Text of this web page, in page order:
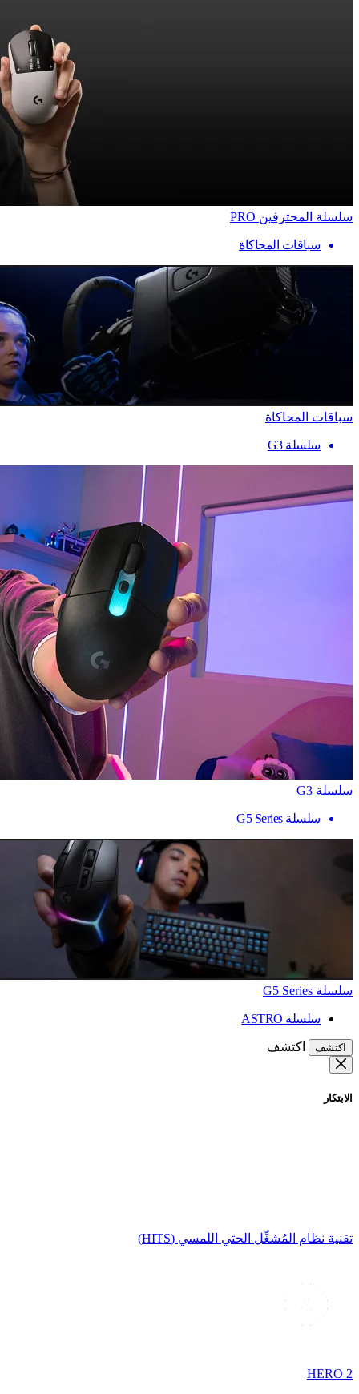
سلسلة المحترفين PRO
سباقات المحاكاة
سباقات المحاكاة
سلسلة G3
سلسلة G3
سلسلة G5 Series
سلسلة G5 Series
سلسلة ASTRO
اكتشف اكتشف
الابتكار
تقنية نظام المُشغِّل الحثي اللمسي (HITS)
HERO 2